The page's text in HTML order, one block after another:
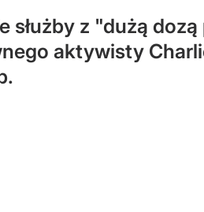
służby z "dużą
aktywisty